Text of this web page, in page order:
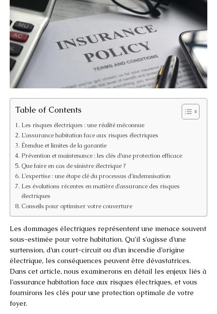
Table of Contents
Les risques électriques : une réalité méconnue
L’assurance habitation face aux risques électriques
Étendue et limites de la garantie
Prévention et maintenance : les clés d’une protection efficace
Que faire en cas de sinistre électrique ?
L’expertise : une étape clé du processus d’indemnisation
Les évolutions récentes en matière d’assurance des risques
électriques
Conseils pour optimiser votre couverture
Les dommages électriques représentent une menace souvent
sous-estimée pour votre habitation. Qu’il s’agisse d’une
surtension, d’un court-circuit ou d’un incendie d’origine
électrique, les conséquences peuvent être dévastatrices.
Dans cet article, nous examinerons en détail les enjeux liés à
l’assurance habitation face aux risques électriques, et vous
fournirons les clés pour une protection optimale de votre
foyer.